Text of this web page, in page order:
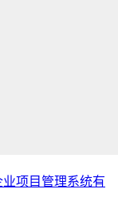
项目管理系统有